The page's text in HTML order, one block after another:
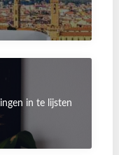
in te lijsten